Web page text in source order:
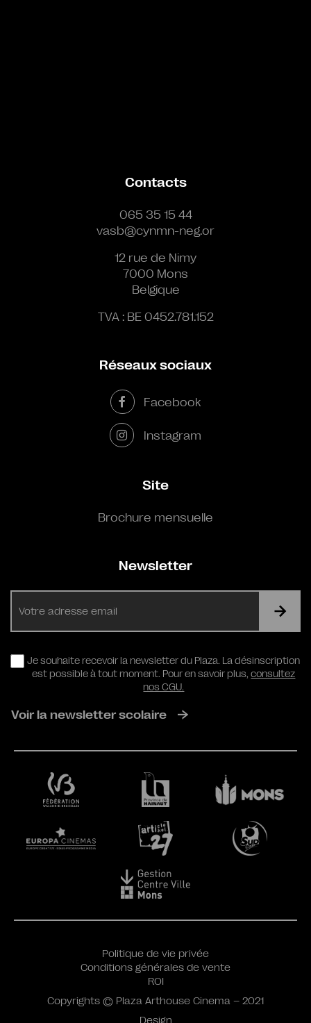
Contacts
065 35 15 44
vasb@cynmn-neg.or
12 rue de Nimy
7000 Mons
Belgique
TVA : BE 0452.781.152
Réseaux sociaux
Facebook
Instagram
Site
Brochure mensuelle
Newsletter
RGPD
Je souhaite recevoir la newsletter du Plaza. La désinscription
est possible à tout moment. Pour en savoir plus,consultez
nos CGU.
Voir la newsletter scolaire
Design
Politique de vie privée
Conditions générales de vente
ROI
Copyrights © Plaza Arthouse Cinema – 2021